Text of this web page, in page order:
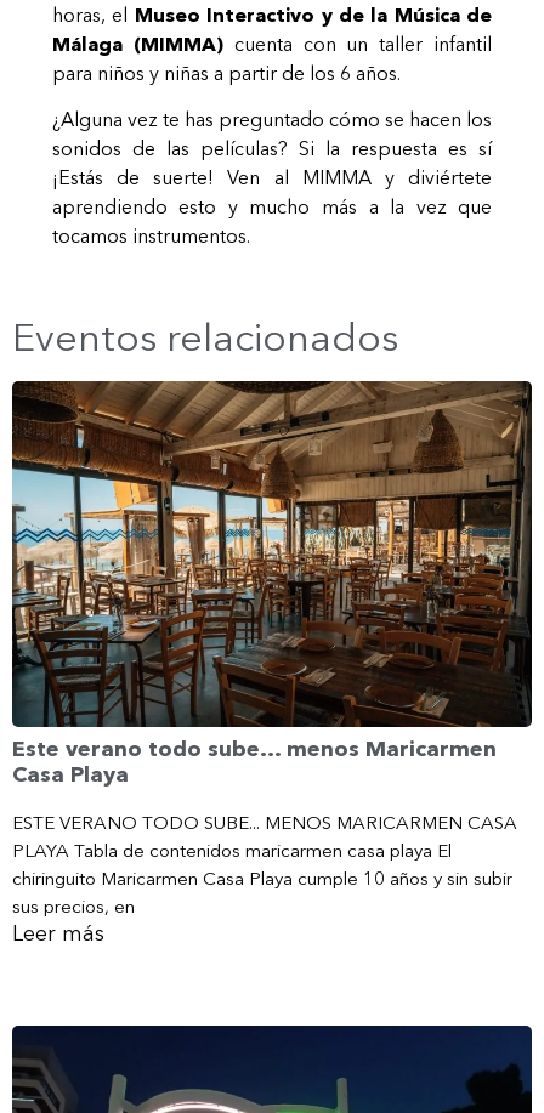
horas, el Museo Interactivo y de la Música de
Málaga (MIMMA)cuenta con un taller infantil
para niños y niñas a partir de los 6 años.
¿Alguna vez te has preguntado cómo se hacen los
sonidos de las películas? Si la respuesta es sí
¡Estás de suerte! Ven al MIMMA y diviértete
aprendiendo esto y mucho más a la vez que
tocamos instrumentos.
Eventos relacionados
Este verano todo sube… menos Maricarmen
Casa Playa
ESTE VERANO TODO SUBE... MENOS MARICARMEN CASA
PLAYA Tabla de contenidos maricarmen casa playa El
chiringuito Maricarmen Casa Playa cumple 10 años y sin subir
sus precios, en
Leer más